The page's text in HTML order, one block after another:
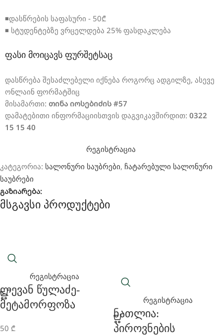
◾დასწრების საფასური - 50₾
◾ სტუდენტებზე ვრცელდება 25% ფასდაკლება
ფასი მოიცავს ფურშეტსაც
დასწრება შესაძლებელი იქნება როგორც ადგილზე, ასევე
ონლაინ ფორმატშიც
მისამართი: თინა იოსებიძის #57
დამატებითი ინფორმაციისთვის დაგვიკავშირდით: 0322
15 15 40
რეგისტრაცია
კატეგორია: სალონური საუბრები, ჩატარებული სალონური
საუბრები
გაზიარება:
Მსგავსი Პროდუქტები
რეგისტრაცია
Ლევან Წულაძე-
Მეტამორფოზა
50 ₾
რეგისტრაცია
Ნათლია:
Პიროვნების